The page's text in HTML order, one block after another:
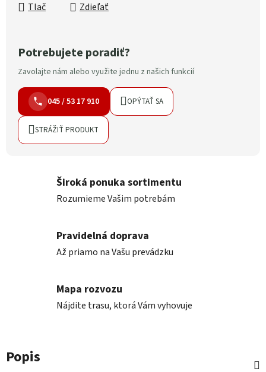
Tlač Zdieľať
Potrebujete poradiť?
Zavolajte nám alebo využite jednu z našich funkcií
045 / 53 17 910 OPÝTAŤ SA
STRÁŽIŤ PRODUKT
Široká ponuka sortimentu
Rozumieme Vašim potrebám
Pravidelná doprava
Až priamo na Vašu prevádzku
Mapa rozvozu
Nájdite trasu, ktorá Vám vyhovuje
Popis